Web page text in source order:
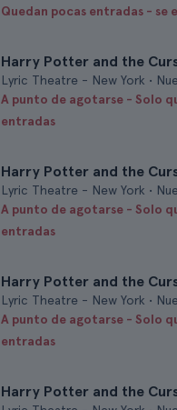
Quedan pocas entradas - se
Harry Potter and the
Lyric Theatre - New York •
A punto de agotarse - Solo
entradas
Harry Potter and the
Lyric Theatre - New York •
A punto de agotarse - Solo
entradas
Harry Potter and the
Lyric Theatre - New York •
A punto de agotarse - Solo
entradas
Harry Potter and the